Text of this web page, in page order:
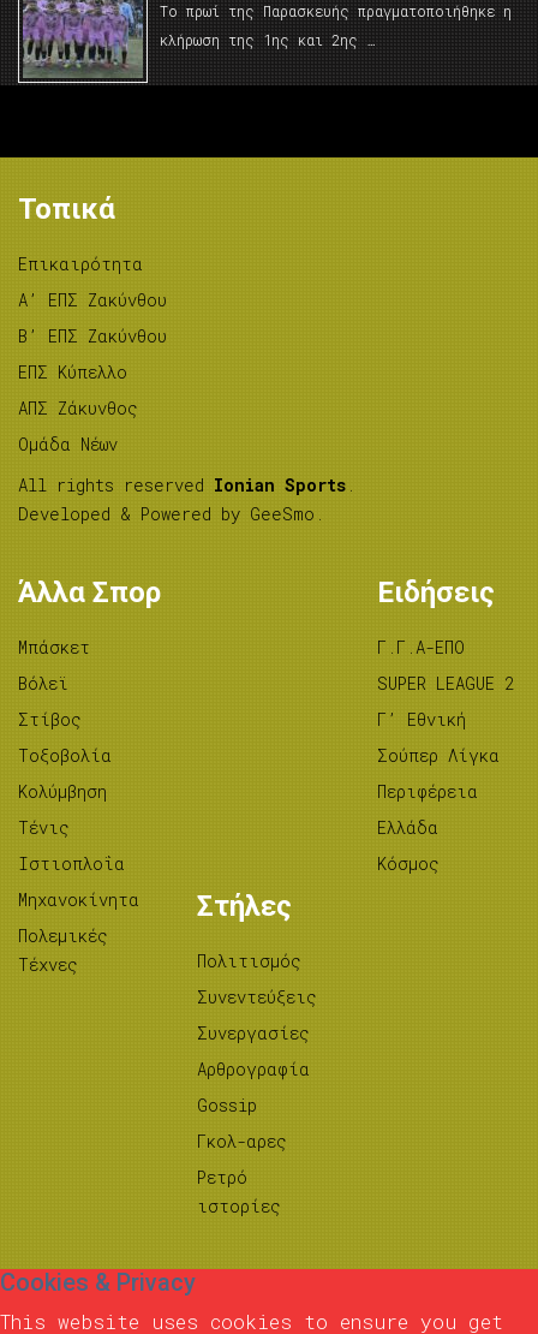
Το πρωί της Παρασκευής πραγματοποιήθηκε η
κλήρωση της 1ης και 2ης …
Τοπικά
Επικαιρότητα
A’ ΕΠΣ Ζακύνθου
B’ ΕΠΣ Ζακύνθου
ΕΠΣ Κύπελλο
ΑΠΣ Ζάκυνθος
Ομάδα Νέων
All rights reserved Ionian Sports .
Developed & Powered by GeeSmo .
Άλλα Σπορ
Μπάσκετ
Βόλεϊ
Στίβος
Tοξοβολία
Κολύμβηση
Τένις
Ιστιοπλοΐα
Μηχανοκίνητα
Πολεμικές
Τέχνες
Ειδήσεις
Γ.Γ.Α-ΕΠΟ
SUPER LEAGUE 2
Γ’ Εθνική
Σούπερ Λίγκα
Περιφέρεια
Ελλάδα
Κόσμος
Στήλες
Πολιτισμός
Συνεντεύξεις
Συνεργασίες
Αρθρογραφία
Gossip
Γκολ-αρες
Ρετρό
ιστορίες
Cookies & Privacy
This website uses cookies to ensure you get